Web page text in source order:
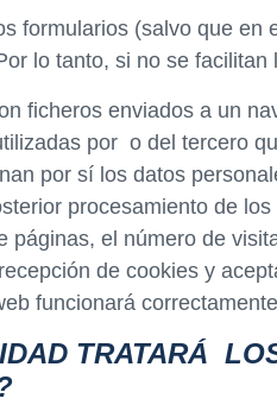
formularios (salvo que
lo tanto, si no se
ficheros enviados a un
por o del tercero
por sí los datos
procesamiento de
páginas, el número de
de cookies y
funcionará
TRATARÁ